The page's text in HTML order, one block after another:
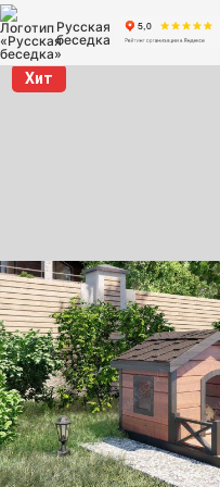
Русская
беседка
Хит